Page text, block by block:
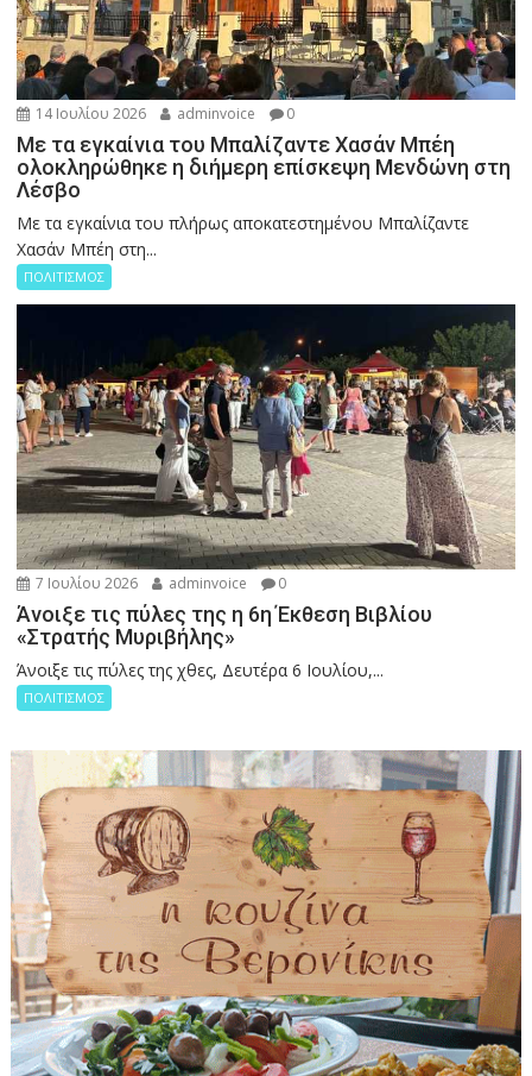
14 Ιουλίου 2026 adminvoice 0
Με τα εγκαίνια του Μπαλίζαντε Χασάν Μπέη
ολοκληρώθηκε η διήμερη επίσκεψη Μενδώνη στη
Λέσβο
Με τα εγκαίνια του πλήρως αποκατεστημένου Μπαλίζαντε
Χασάν Μπέη στη...
ΠΟΛΙΤΙΣΜΟΣ
7 Ιουλίου 2026 adminvoice 0
Άνοιξε τις πύλες της η 6η Έκθεση Βιβλίου
«Στρατής Μυριβήλης»
Άνοιξε τις πύλες της χθες, Δευτέρα 6 Ιουλίου,...
ΠΟΛΙΤΙΣΜΟΣ